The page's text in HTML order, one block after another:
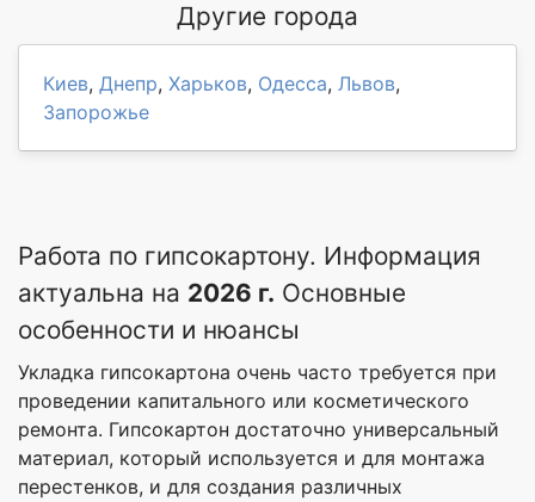
Другие города
Киев, Днепр, Харьков, Одесса, Львов,
Запорожье
Работа по гипсокартону. Информация
актуальна на 2026 г. Основные
особенности и нюансы
Укладка гипсокартона очень часто требуется при
проведении капитального или косметического
ремонта. Гипсокартон достаточно универсальный
материал, который используется и для монтажа
перестенков, и для создания различных